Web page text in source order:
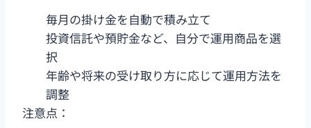
毎月の掛け金を自動で積み立て
投資信託や預貯金など、自分で運用商品を選
択
年齢や将来の受け取り方に応じて運用方法を
調整
注意点：